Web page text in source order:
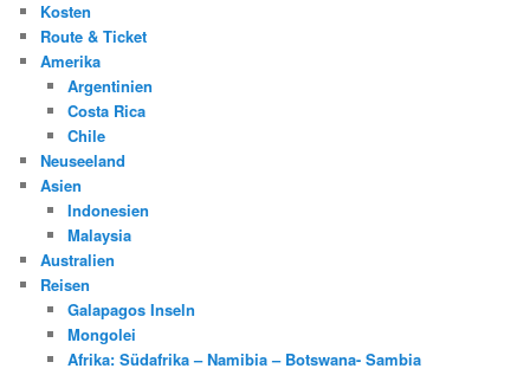
Kosten
Route & Ticket
Amerika
Argentinien
Costa Rica
Chile
Neuseeland
Asien
Indonesien
Malaysia
Australien
Reisen
Galapagos Inseln
Mongolei
Afrika: Südafrika – Namibia – Botswana- Sambia